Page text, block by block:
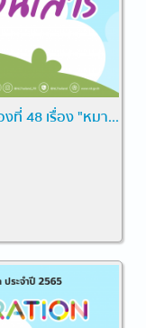
ที่ 48 เรื่อง "หมา...